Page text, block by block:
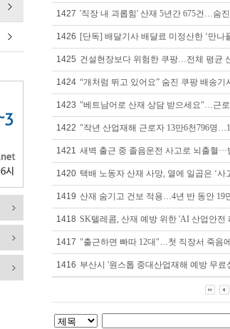
1427 '직장 내 괴롭힘' 산재 5년간 675건…숨
1426 [단독] 배달기사 배달료 미정산한 ‘만나
1425 건설현장보다 위험한 쿠팡…전체 평균
1424 “개처럼 뛰고 있어요” 숨진 쿠팡 배송기
1423 "베트남어로 산재 상담 받으세요"…근
1422 "작년 산업재해 근로자 13만6천796명
1421 새벽 출근 중 졸음운전 사고로 뇌출혈
1420 택배 노동자 산재 사망, 열에 일곱은 ‘사
1419 산재 숨기고 건보 적용…4년 반 동안 19
1418 SK텔레콤, 산재 예방 위한 'AI 산업안전
1417 "출근하면 빠따 12대"…첫 직장서 죽음
1416 부산시 '원스톱 중대산업재해 예방 무료